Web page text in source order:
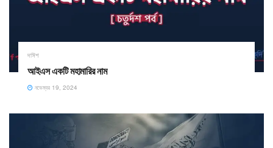
দাঈশ
আইএস একটি মহামারির নাম
নভেম্বর 19, 2024